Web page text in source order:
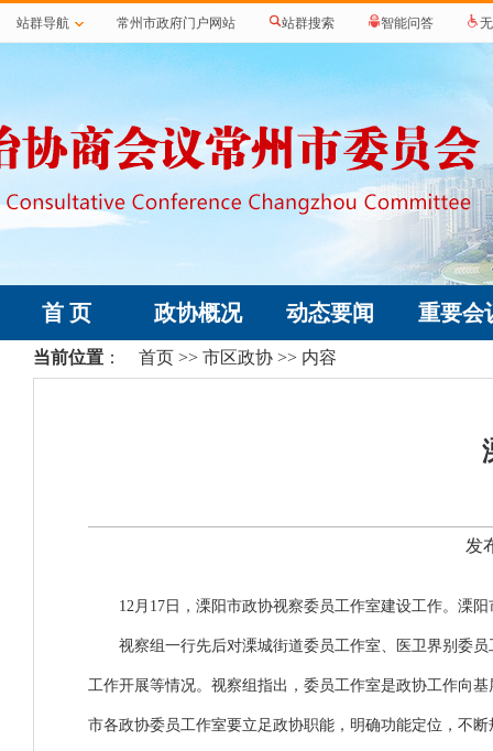
站群导航 常州市政府门户网站 站群搜索 智能问答
首 页 政协概况 动态要闻 重要会
当前位置 ： 首页 >> 市区政协 >> 内容
发
12月17日，溧阳市政协视察委员工作室建设工作。溧
视察组一行先后对溧城街道委员工作室、医卫界别委
工作开展等情况。视察组指出，委员工作室是政协工作向
市各政协委员工作室要立足政协职能，明确功能定位，不